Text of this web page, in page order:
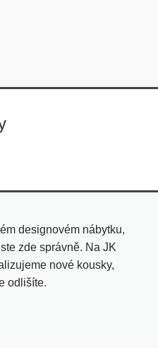
designovém nábytku,
zde správně. Na JK
nové kousky,
odlišíte.